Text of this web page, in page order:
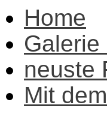
Home
neuste
Mit